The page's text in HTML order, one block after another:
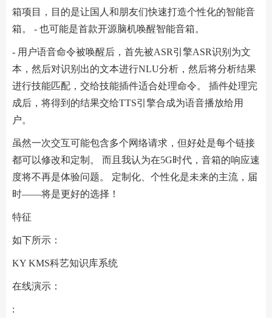
箱项目，目的是让国人和朋友们快速打造个性化的智能音
箱。 - 也可能是首款开源脑机唤醒智能音箱。
- 用户语音命令被唤醒后，首先被ASR引擎ASR识别为文
本，然后对识别出的文本进行NLU分析，然后将分析结果
进行技能匹配，交给技能插件适合处理命令。 插件处理完
成后，将得到的结果交给TTS引擎合成为语音播放给用
户。
虽然一次交互可能包含多个网络请求，但好处是每个链接
都可以修改和定制。 而且我认为在5G时代，音箱的响应速
度将不再是体验问题。 定制化、个性化是未来的主流，届
时——将是更好的选择！
特征
如下所示：
KY KMS科艺知识库系统
在线演示：
: